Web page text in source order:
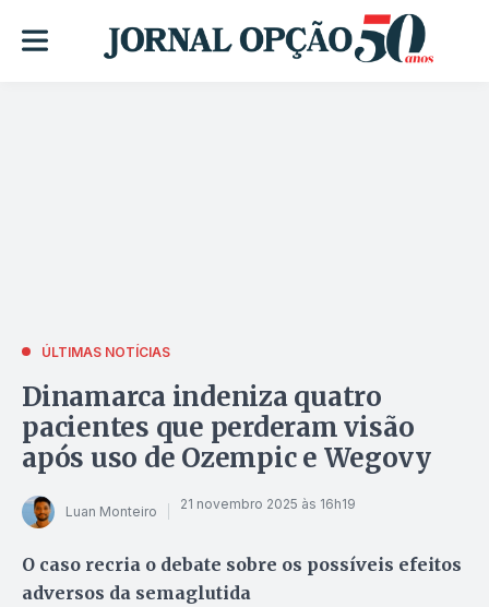
ÚLTIMAS NOTÍCIAS
Dinamarca indeniza quatro
pacientes que perderam visão
após uso de Ozempic e Wegovy
Luan Monteiro 21 novembro 2025 às 16h19
O caso recria o debate sobre os possíveis efeitos
adversos da semaglutida